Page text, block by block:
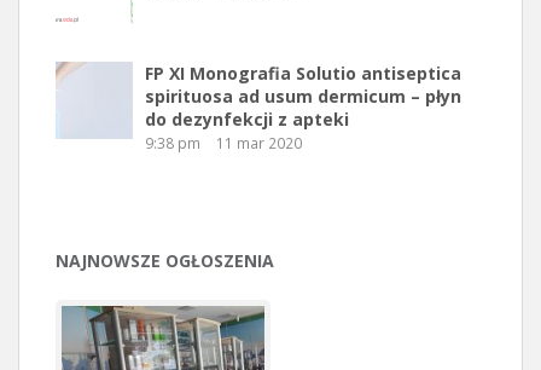
FP XI Monografia Solutio antiseptica
spirituosa ad usum dermicum – płyn
do dezynfekcji z apteki
9:38 pm 11 mar 2020
NAJNOWSZE OGŁOSZENIA